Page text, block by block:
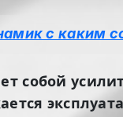
с каким
собой